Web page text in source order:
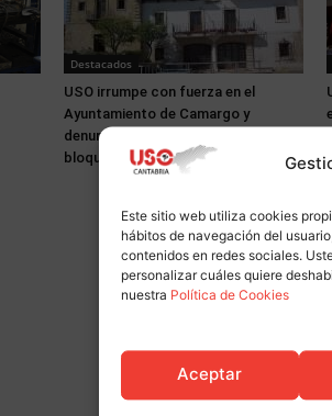
Este sitio web utiliza cookies
hábitos de navegación del
contenidos en redes sociales.
personalizar cuáles quiere
nuestra Política de Cookies
Aceptar
Destacados
USO irrumpe con fuerza en el
Ayuntamiento de Camargo y
denuncia tres años y medio de
bloqueo de las elecciones sindicales